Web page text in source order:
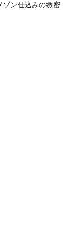
ゾン仕込みの緻密